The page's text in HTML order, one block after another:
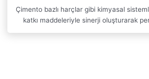
Çimento bazlı harçlar gibi kimyasal
katkı maddeleriyle sinerji oluşturarak